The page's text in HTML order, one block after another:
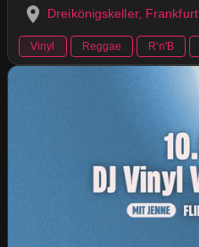
Dreikönigskeller, Frankfurt
Vinyl Reggae R'n'B